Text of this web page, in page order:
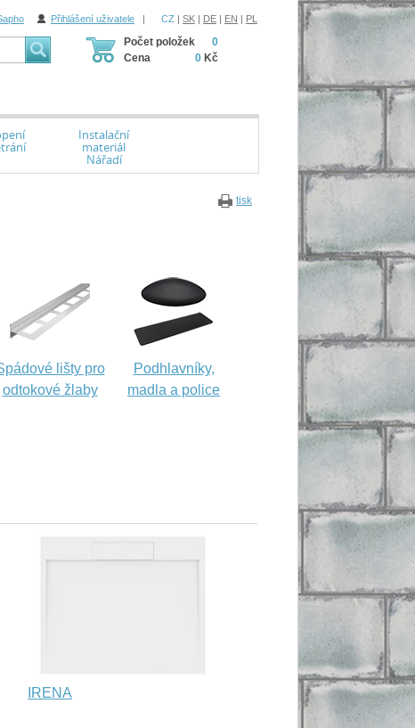
Přihlášení uživatele | CZ | SK | DE | EN | PL
Počet položek
Cena
0
0 Kč
Instalační
materiál
Nářadí
tisk
lišty pro
odtokové žlaby
Podhlavníky,
madla a police
IRENA